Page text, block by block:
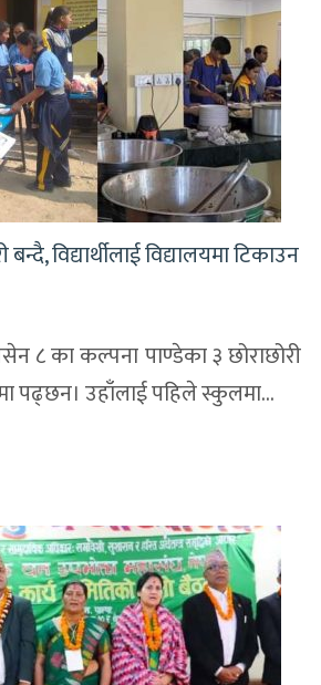
विद्यार्थीलाई विद्यालयमा टिकाउन
८ का कल्पना पाण्डेका ३ छोराछोरी
पढ्छन। उहाँलाई पहिले स्कुलमा…